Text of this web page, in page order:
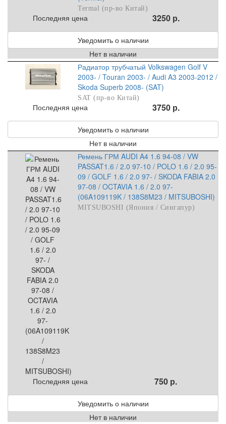
Termal (пр-во Китай)
Последняя цена 3250 р.
Уведомить о наличии
Нет в наличии
Радиатор трубчатый Volkswagen Golf V
2003- / Touran 2003- / Audi A3 2003-2012 /
Skoda Superb 2008- (SAT)
SAT (пр-во Китай)
Последняя цена 3750 р.
Уведомить о наличии
Нет в наличии
Ремень ГРМ AUDI A4 1.6 94-08 / VW
PASSAT1.6 / 2.0 97-10 / POLO 1.6 / 2.0 95-
09 / GOLF 1.6 / 2.0 97- / SKODA FABIA 2.0
97-08 / OCTAVIA 1.6 / 2.0 97-
(06A109119K / 138S8M23 / MITSUBOSHI)
MITSUBOSHI (Япония / Сингапур)
Последняя цена 750 р.
Уведомить о наличии
Нет в наличии